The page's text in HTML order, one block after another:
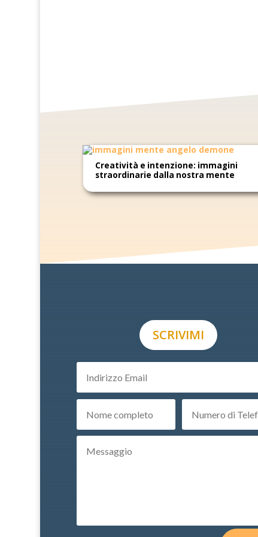
Creatività e intenzione: immagini
straordinarie dalla nostra mente
SCRIVIMI